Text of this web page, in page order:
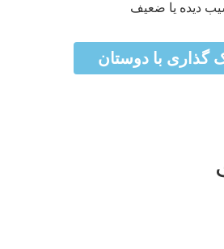
دیده یا ضعیف
گذاری با دوستان